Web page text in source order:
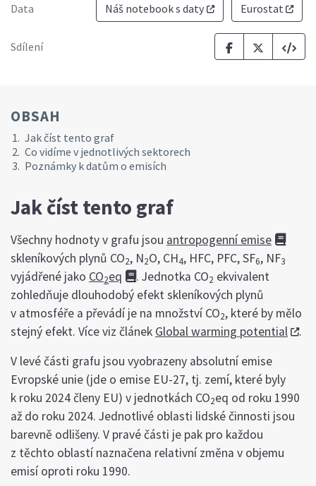
Data Náš notebook s daty Eurostat
Sdílení
OBSAH
Jak číst tento graf
Co vidíme v jednotlivých sektorech
Poznámky k datům o emisích
Jak číst tento graf
Všechny hodnoty v grafu jsou antropogenní emise
skleníkových plynů CO2, N2O, CH4, HFC, PFC, SF6, NF3
vyjádřené jako CO2eq . Jednotka CO2 ekvivalent
zohledňuje dlouhodobý efekt skleníkových plynů
v atmosféře a převádí je na množství CO2, které by mělo
stejný efekt. Více viz článek Global warming potential
.
V levé části grafu jsou vyobrazeny absolutní emise
Evropské unie (jde o emise EU-27, tj. zemí, které byly
k roku 2024 členy EU) v jednotkách CO2eq od roku 1990
až do roku 2024. Jednotlivé oblasti lidské činnosti jsou
barevně odlišeny. V pravé části je pak pro každou
z těchto oblastí naznačena relativní změna v objemu
emisí oproti roku 1990.